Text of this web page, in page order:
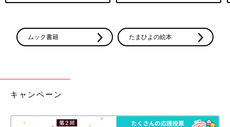
ムック書籍 たまひよの絵本
キャンペーン